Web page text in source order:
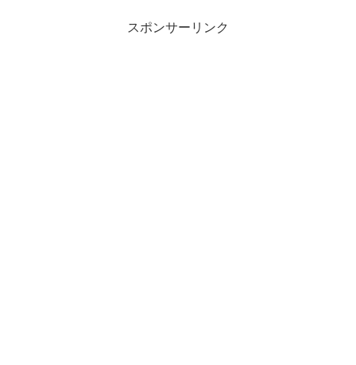
スポンサーリンク